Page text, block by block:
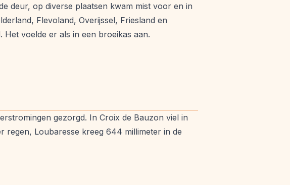
deur, op diverse plaatsen kwam mist voor en in
Flevoland, Overijssel, Friesland en
Het voelde er als in een broeikas aan.
gezorgd. In Croix de Bauzon viel in
regen, Loubaresse kreeg 644 millimeter in de